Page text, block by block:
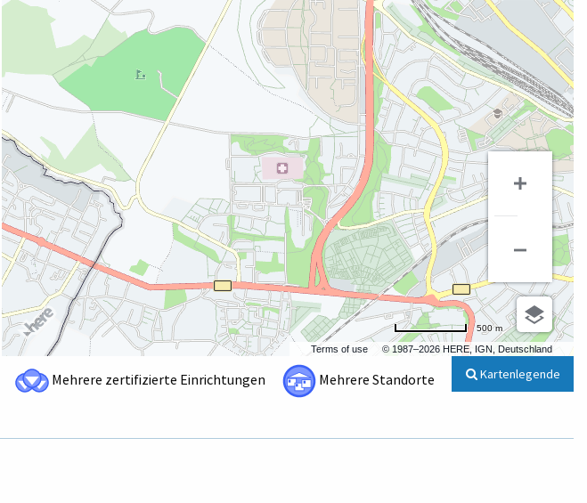
Terms of use © 1987–2026 HERE, IGN, Deutschland
500 m
Mehrere zertifizierte Einrichtungen Mehrere Standorte Kartenlegende